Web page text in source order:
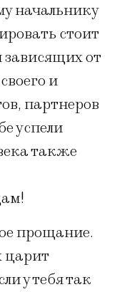
начальнику
стоит
зависящих от
и
партнеров
успели
также
прощание.
царит
у тебя так